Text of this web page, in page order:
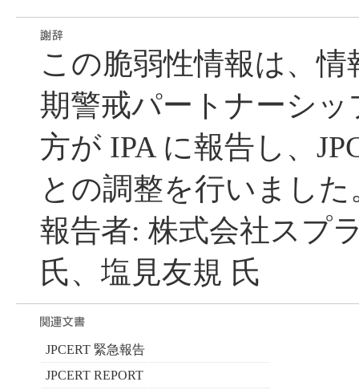
この脆弱性情報は、
期警戒パートナーシ
方が IPA に報告し、
との調整を行いました
報告者: 株式会社スプ
氏、塩見友規 氏
JPCERT 緊急報告
JPCERT REPORT